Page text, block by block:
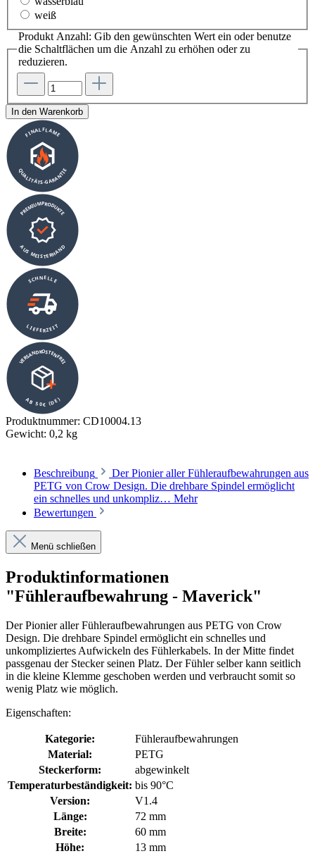
weiß
Produkt Anzahl: Gib den gewünschten Wert ein oder benutze
die Schaltflächen um die Anzahl zu erhöhen oder zu
reduzieren.
In den Warenkorb
FINALFLAME
QUALITÄTS-GARANTIE
PREMIUMPRODUKTE
AUS MEISTERHAND
SCHNELLE
LIEFERZEIT
VERSANDKOSTENFREI
AB 50€ (DE)
Produktnummer: CD10004.13
Gewicht: 0,2 kg
Beschreibung
Der Pionier aller Fühleraufbewahrungen aus
PETG von Crow Design. Die drehbare Spindel ermöglicht
ein schnelles und unkompliz… Mehr
Bewertungen
Menü schließen
Produktinformationen
"Fühleraufbewahrung - Maverick"
Der Pionier aller Fühleraufbewahrungen aus PETG von Crow
Design. Die drehbare Spindel ermöglicht ein schnelles und
unkompliziertes Aufwickeln des Fühlerkabels. In der Mitte findet
passgenau der Stecker seinen Platz. Der Fühler selber kann seitlich
in die kleine Klemme geschoben werden und verbraucht somit so
wenig Platz wie möglich.
Eigenschaften:
Kategorie:
Fühleraufbewahrungen
Material:
PETG
Steckerform:
abgewinkelt
Temperaturbeständigkeit: bis 90°C
Version:
V1.4
Länge:
72 mm
Breite:
60 mm
Höhe:
13 mm